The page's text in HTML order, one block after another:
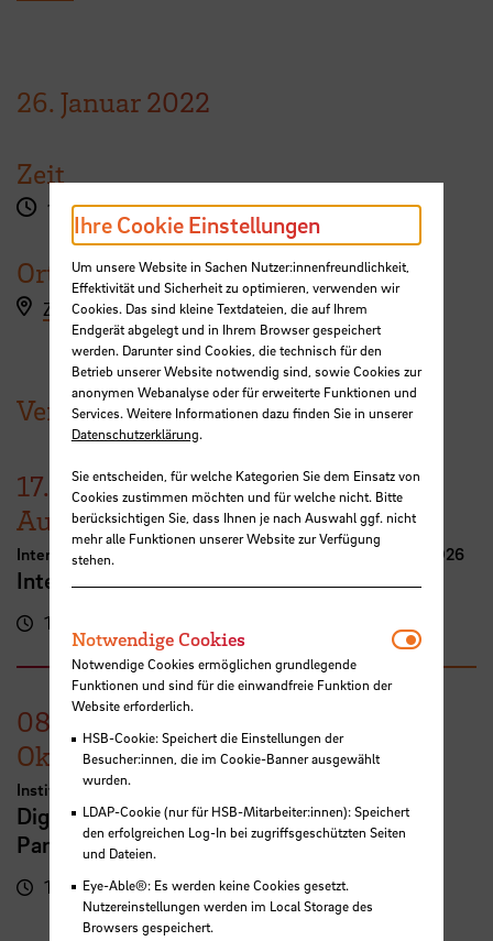
26. Januar2022
Zeit
12:30 - 13:30 Uhr
Ort
Zugangsdaten anfragen
Veranstaltungen der HSB
17.
August
International Week Computer Science and Digital Media 2026
International FutureNow! Symposium
16:00 - 17:30 Uhr
08.
Oktober
Institut für Digitale Teilhabe
Digitale Arbeitswelten inklusiv gestalten -
Partizipation in der Technikentwicklung
10:00 - 16:00 Uhr
Campus der HSB
Campus Am Brill
Ihre Cookie Einstellungen
Um unsere Website in Sachen Nutzer:innenfreundlichkeit,
Effektivität und Sicherheit zu optimieren, verwenden wir
Cookies. Das sind kleine Textdateien, die auf Ihrem
Endgerät abgelegt und in Ihrem Browser gespeichert
werden. Darunter sind Cookies, die technisch für den
Betrieb unserer Website notwendig sind, sowie Cookies zur
anonymen Webanalyse oder für erweiterte Funktionen und
Services. Weitere Informationen dazu finden Sie in unserer
Datenschutzerklärung.
Sie entscheiden, für welche Kategorien Sie dem Einsatz von
Cookies zustimmen möchten und für welche nicht. Bitte
berücksichtigen Sie, dass Ihnen je nach Auswahl ggf. nicht
mehr alle Funktionen unserer Website zur Verfügung
stehen.
Notwendige Cookies
Notwendige Cookies ermöglichen grundlegende
Funktionen und sind für die einwandfreie Funktion der
Website erforderlich.
HSB-Cookie: Speichert die Einstellungen der
Besucher:innen, die im Cookie-Banner ausgewählt
wurden.
LDAP-Cookie (nur für HSB-Mitarbeiter:innen): Speichert
den erfolgreichen Log-In bei zugriffsgeschützten Seiten
und Dateien.
Eye-Able®: Es werden keine Cookies gesetzt.
Nutzereinstellungen werden im Local Storage des
Browsers gespeichert.